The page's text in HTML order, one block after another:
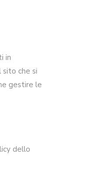
in
che si
gestire le
dello